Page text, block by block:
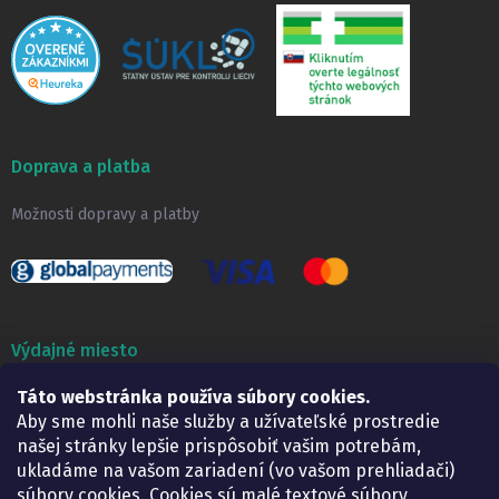
Táto webstránka používa súbory cookies.
Aby sme mohli naše služby a užívateľské prostredie
našej stránky lepšie prispôsobiť vašim potrebám,
ukladáme na vašom zariadení (vo vašom prehliadači)
Doprava a platba
Možnosti dopravy a platby
Výdajné miesto
Lekáreň ADONAI
Košice – Smetanova 2
Pondelok:
07.30 – 15.30 h.
Utorok:
07.30 – 16.00 h.
Streda:
07.30 – 16.00 h.